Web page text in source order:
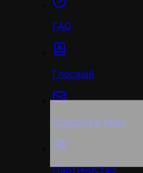
FAQ
Глосарій
Створити тікет
Партнерство